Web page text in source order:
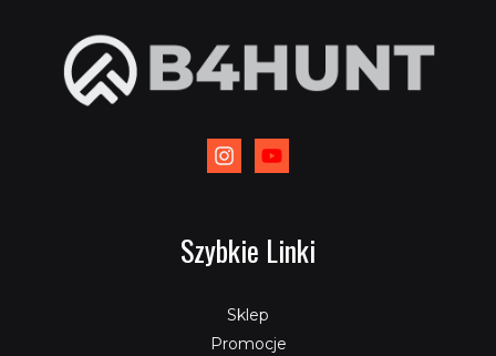
Szybkie Linki
Sklep
Promocje